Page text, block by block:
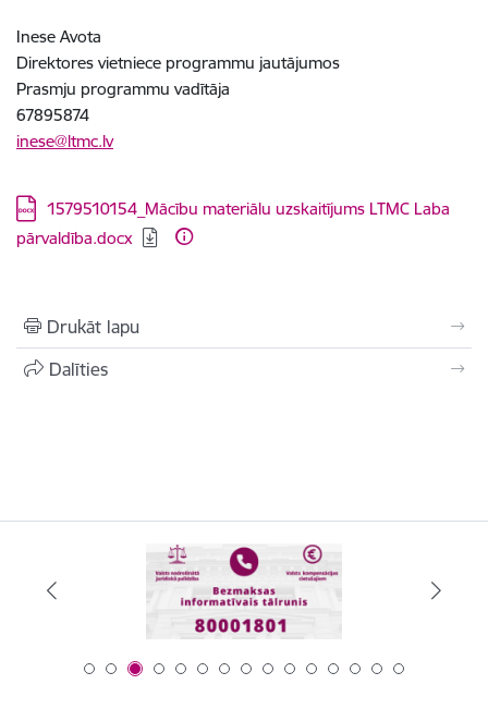
Inese Avota
Direktores vietniece programmu jautājumos
Prasmju programmu vadītāja
67895874
inese@ltmc.lv
Lejupielādēt:
1579510154_Mācību materiālu uzskaitījums LTMC Laba
pārvaldība.docx
Drukāt lapu
Dalīties